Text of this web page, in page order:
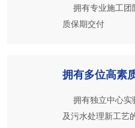
拥有专业施工
质保期交付
拥有多位高素
拥有独立中心
及污水处理新工艺